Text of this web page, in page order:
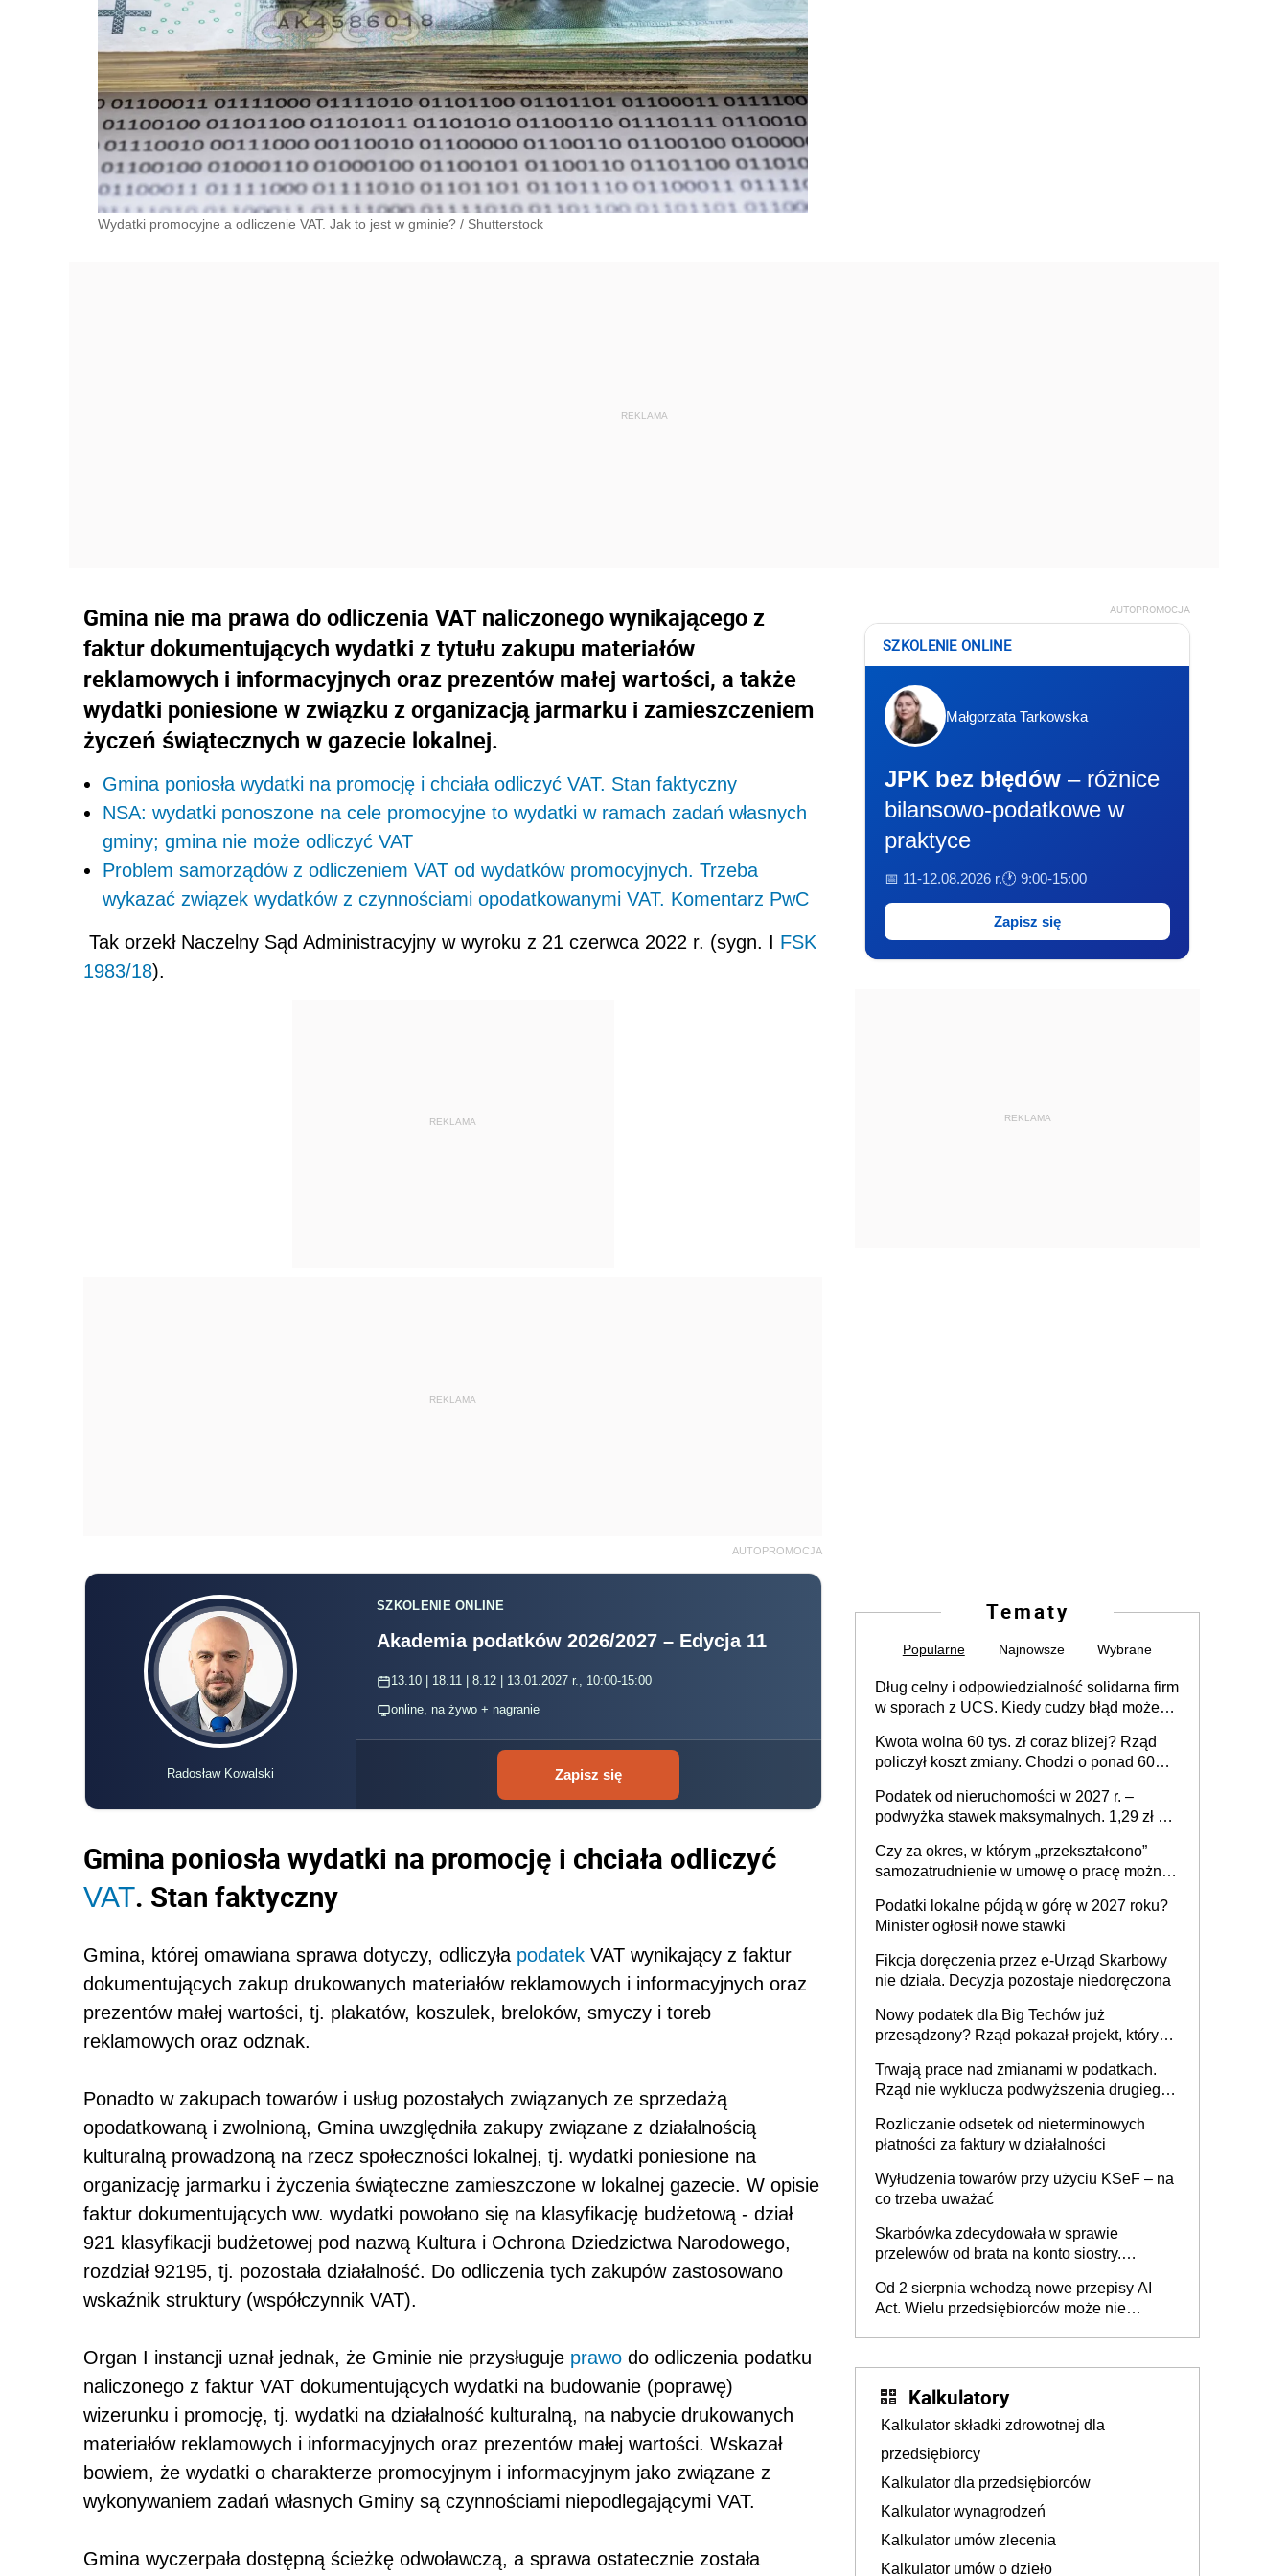
Wydatki promocyjne a odliczenie VAT. Jak to jest w gminie? / Shutterstock
Gmina nie ma prawa do odliczenia VAT naliczonego wynikającego z
faktur dokumentujących wydatki z tytułu zakupu materiałów
reklamowych i informacyjnych oraz prezentów małej wartości, a także
wydatki poniesione w związku z organizacją jarmarku i zamieszczeniem
życzeń świątecznych w gazecie lokalnej.
Gmina poniosła wydatki na promocję i chciała odliczyć VAT. Stan faktyczny
NSA: wydatki ponoszone na cele promocyjne to wydatki w ramach zadań własnych
gminy; gmina nie może odliczyć VAT
Problem samorządów z odliczeniem VAT od wydatków promocyjnych. Trzeba
wykazać związek wydatków z czynnościami opodatkowanymi VAT. Komentarz PwC
Tak orzekł Naczelny Sąd Administracyjny w wyroku z 21 czerwca 2022 r. (sygn. I FSK
1983/18).
REKLAMA
REKLAMA
AUTOPROMOCJA
Radosław Kowalski
SZKOLENIE ONLINE
Akademia podatków 2026/2027 – Edycja 11
13.10 | 18.11 | 8.12 | 13.01.2027 r., 10:00-15:00
online, na żywo + nagranie
Zapisz się
Gmina poniosła wydatki na promocję i chciała odliczyć
VAT. Stan faktyczny
Gmina, której omawiana sprawa dotyczy, odliczyła podatek VAT wynikający z faktur
dokumentujących zakup drukowanych materiałów reklamowych i informacyjnych oraz
prezentów małej wartości, tj. plakatów, koszulek, breloków, smyczy i toreb
reklamowych oraz odznak.
Ponadto w zakupach towarów i usług pozostałych związanych ze sprzedażą
opodatkowaną i zwolnioną, Gmina uwzględniła zakupy związane z działalnością
kulturalną prowadzoną na rzecz społeczności lokalnej, tj. wydatki poniesione na
organizację jarmarku i życzenia świąteczne zamieszczone w lokalnej gazecie. W opisie
faktur dokumentujących ww. wydatki powołano się na klasyfikację budżetową - dział
921 klasyfikacji budżetowej pod nazwą Kultura i Ochrona Dziedzictwa Narodowego,
rozdział 92195, tj. pozostała działalność. Do odliczenia tych zakupów zastosowano
wskaźnik struktury (współczynnik VAT).
Organ I instancji uznał jednak, że Gminie nie przysługuje prawo do odliczenia podatku
naliczonego z faktur VAT dokumentujących wydatki na budowanie (poprawę)
wizerunku i promocję, tj. wydatki na działalność kulturalną, na nabycie drukowanych
materiałów reklamowych i informacyjnych oraz prezentów małej wartości. Wskazał
bowiem, że wydatki o charakterze promocyjnym i informacyjnym jako związane z
wykonywaniem zadań własnych Gminy są czynnościami niepodlegającymi VAT.
Gmina wyczerpała dostępną ścieżkę odwoławczą, a sprawa ostatecznie została
AUTOPROMOCJA
SZKOLENIE ONLINE
Małgorzata Tarkowska
JPK bez błędów – różnice
bilansowo-podatkowe w
praktyce
📅 11-12.08.2026 r.🕐 9:00-15:00
Zapisz się
REKLAMA
Tematy
Popularne Najnowsze Wybrane
Dług celny i odpowiedzialność solidarna firm
w sporach z UCS. Kiedy cudzy błąd może
Kwota wolna 60 tys. zł coraz bliżej? Rząd
policzył koszt zmiany. Chodzi o ponad 60
Podatek od nieruchomości w 2027 r. –
podwyżka stawek maksymalnych. 1,29 zł za
budynków i lokali związanych z
prowadzeniem działalności gospodarczej
Czy za okres, w którym „przekształcono”
samozatrudnienie w umowę o pracę można
umowy cywilnoprawnej jedynym
racjonalnym wyjściem
Podatki lokalne pójdą w górę w 2027 roku?
Minister ogłosił nowe stawki
Fikcja doręczenia przez e-Urząd Skarbowy
nie działa. Decyzja pozostaje niedoręczona
Nowy podatek dla Big Techów już
przesądzony? Rząd pokazał projekt, który
Trwają prace nad zmianami w podatkach.
Rząd nie wyklucza podwyższenia drugiego
Rozliczanie odsetek od nieterminowych
płatności za faktury w działalności
Wyłudzenia towarów przy użyciu KSeF – na
co trzeba uważać
Skarbówka zdecydowała w sprawie
przelewów od brata na konto siostry.
darowizna, ale podatku jednak nie będzie
Od 2 sierpnia wchodzą nowe przepisy AI
Act. Wielu przedsiębiorców może nie
Kalkulatory
Kalkulator składki zdrowotnej dla
przedsiębiorcy
Kalkulator dla przedsiębiorców
Kalkulator wynagrodzeń
Kalkulator umów zlecenia
Kalkulator umów o dzieło